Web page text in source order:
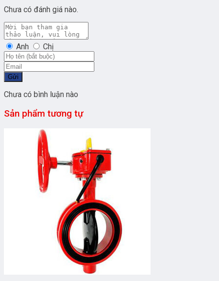
Chưa có đánh giá nào.
Anh Chị
Gửi
Chưa có bình luận nào
Sản phẩm tương tự